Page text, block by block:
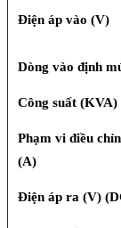
Điện áp vào (V)
Dòng vào định
Công suất (KVA)
Phạm vi điều
(A)
Điện áp ra (V)